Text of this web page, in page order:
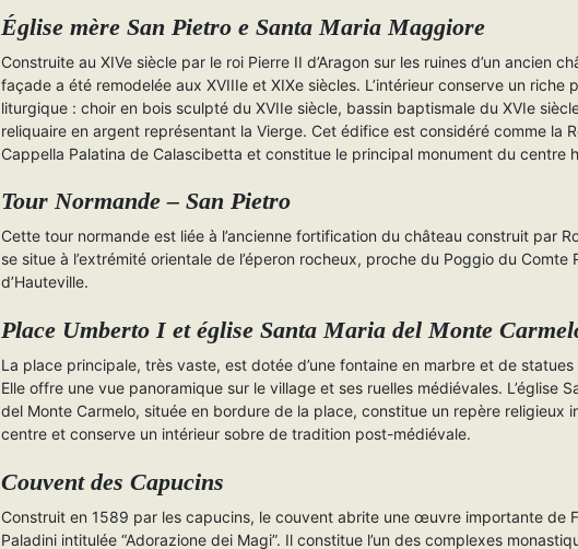
Église mère San Pietro e Santa Maria Maggiore
Construite au XIVe siècle par le roi Pierre II d’Aragon sur les ruines d’un ancien
façade a été remodelée aux XVIIIe et XIXe siècles. L’intérieur conserve un riche
liturgique : choir en bois sculpté du XVIIe siècle, bassin baptismale du XVIe
reliquaire en argent représentant la Vierge. Cet édifice est considéré comme la
Cappella Palatina de Calascibetta et constitue le principal monument du centre
Tour Normande – San Pietro
Cette tour normande est liée à l’ancienne fortification du château construit par
se situe à l’extrémité orientale de l’éperon rocheux, proche du Poggio du Comte
d’Hauteville.
Place Umberto I et église Santa Maria del Monte
La place principale, très vaste, est dotée d’une fontaine en marbre et de statues
Elle offre une vue panoramique sur le village et ses ruelles médiévales. L’église
del Monte Carmelo, située en bordure de la place, constitue un repère religieux
centre et conserve un intérieur sobre de tradition post-médiévale.
Couvent des Capucins
Construit en 1589 par les capucins, le couvent abrite une œuvre importante de
Paladini intitulée “Adorazione dei Magi”. Il constitue l’un des complexes